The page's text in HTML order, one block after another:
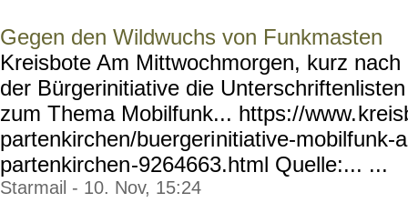
Gegen den Wildwuchs von Funkmasten
Kreisbote Am Mittwochmorgen, kurz
der Bürgerinitiative die
zum Thema Mobilfunk... https://www.
partenkirchen/buergerinitiative-mobilfunk-
partenkirchen-9264663.html Quelle:... ...
Starmail - 10. Nov, 15:24